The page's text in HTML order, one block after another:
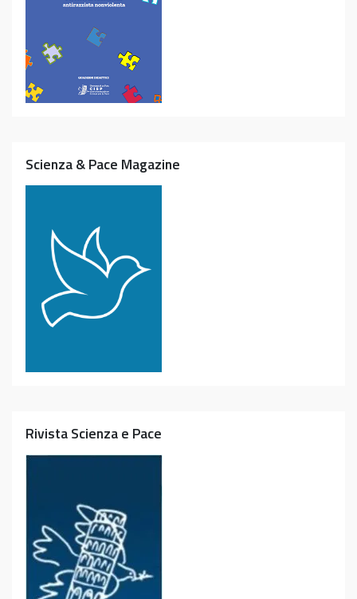
Scienza & Pace Magazine
Rivista Scienza e Pace